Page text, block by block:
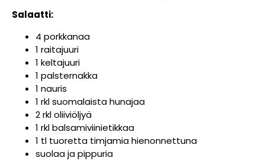
Salaatti:
4 porkkanaa
1 raitajuuri
1 keltajuuri
1 palsternakka
1 nauris
1 rkl suomalaista hunajaa
2 rkl oliiviöljyä
1 rkl balsamiviinietikkaa
1 tl tuoretta timjamia hienonnettuna
suolaa ja pippuria